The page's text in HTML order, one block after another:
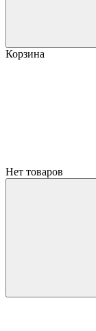
Корзина
Нет товаров